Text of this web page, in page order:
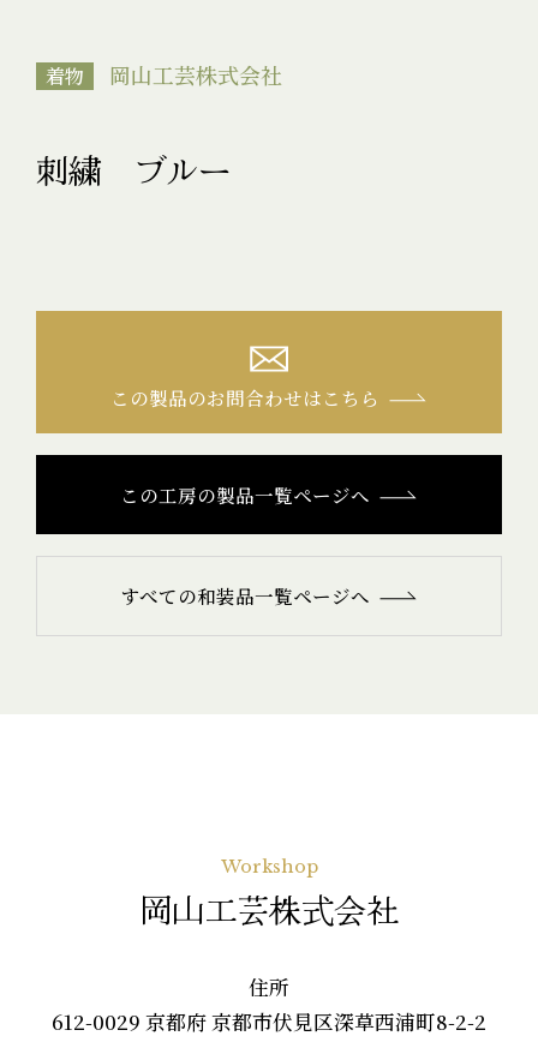
着物 岡山工芸株式会社
刺繍 ブルー
この製品のお問合わせはこちら
この工房の製品一覧ページへ
すべての和装品一覧ページへ
Workshop
岡山工芸株式会社
住所
612-0029 京都府 京都市伏見区深草西浦町8-2-2